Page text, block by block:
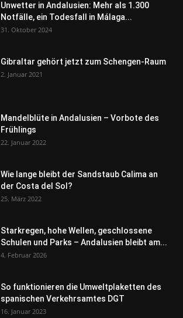
Unwetter in Andalusien: Mehr als 1.300
Notfälle, ein Todesfall in Málaga...
31. Oktober 2024
Gibraltar gehört jetzt zum Schengen-Raum
2. Januar 2021
Mandelblüte in Andalusien – Vorbote des
Frühlings
22. Januar 2022
Wie lange bleibt der Sandstaub Calima an
der Costa del Sol?
25. März 2022
Starkregen, hohe Wellen, geschlossene
Schulen und Parks – Andalusien bleibt am...
4. Februar 2026
So funktionieren die Umweltplaketten des
spanischen Verkehrsamtes DGT
16. Januar 2023